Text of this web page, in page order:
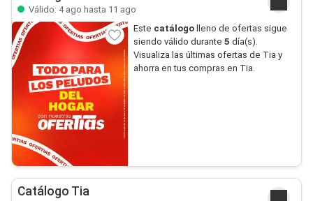
Válido: 4 ago hasta 11 ago
Este catálogo lleno de ofertas sigue
siendo válido durante 5 día(s).
Visualiza las últimas ofertas de Tia y
ahorra en tus compras en Tia.
Catálogo Tia